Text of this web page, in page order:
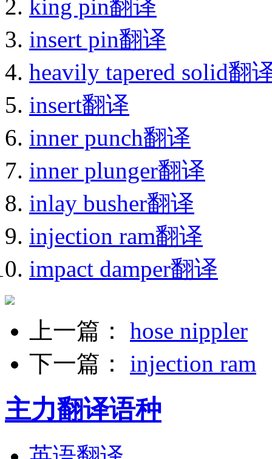
king pin翻译
insert pin翻译
heavily tapered solid翻
insert翻译
inner punch翻译
inner plunger翻译
inlay busher翻译
injection ram翻译
impact damper翻译
上一篇： hose nippler
下一篇： injection ram
主力翻译语种